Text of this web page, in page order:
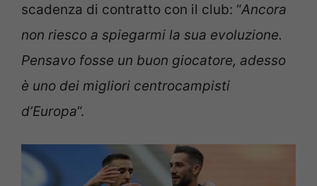
scadenza di contratto con il club: “Ancora
non riesco a spiegarmi la sua evoluzione.
Pensavo fosse un buon giocatore, adesso
è uno dei migliori centrocampisti
d’Europa“.